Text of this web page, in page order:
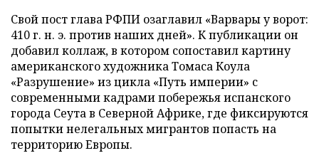
Свой пост глава РФПИ озаглавил «Варвары у ворот:
410 г. н. э. против наших дней». К публикации он
добавил коллаж, в котором сопоставил картину
американского художника Томаса Коула
«Разрушение» из цикла «Путь империи» с
современными кадрами побережья испанского
города Сеута в Северной Африке, где фиксируются
попытки нелегальных мигрантов попасть на
территорию Европы.